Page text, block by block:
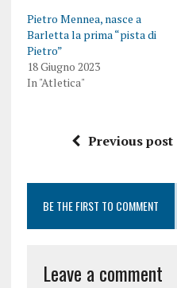
Pietro Mennea, nasce a
Barletta la prima “pista di
Pietro”
18 Giugno 2023
In "Atletica"
Previous post
BE THE FIRST TO COMMENT
Leave a comment